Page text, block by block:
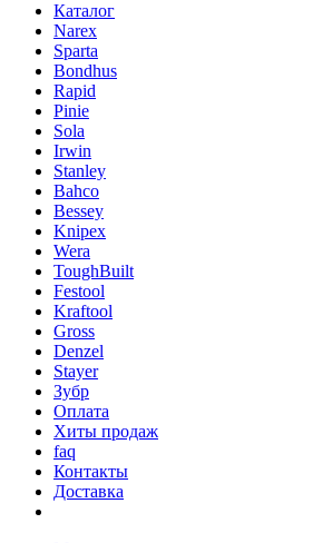
Каталог
Narex
Sparta
Bondhus
Rapid
Pinie
Sola
Irwin
Stanley
Bahco
Bessey
Knipex
Wera
ToughBuilt
Festool
Kraftool
Gross
Denzel
Stayer
Зубр
Оплата
Хиты продаж
faq
Контакты
Доставка